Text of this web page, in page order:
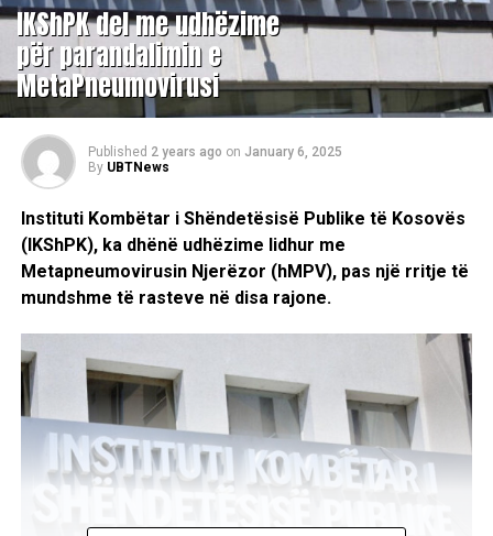
​IKShPK del me udhëzime
për parandalimin e
MetaPneumovirusi
Published 2 years ago on January 6, 2025
By UBTNews
Instituti Kombëtar i Shëndetësisë Publike të Kosovës
(IKShPK), ka dhënë udhëzime lidhur me
Metapneumovirusin Njerëzor (hMPV), pas një rritje të
mundshme të rasteve në disa rajone.